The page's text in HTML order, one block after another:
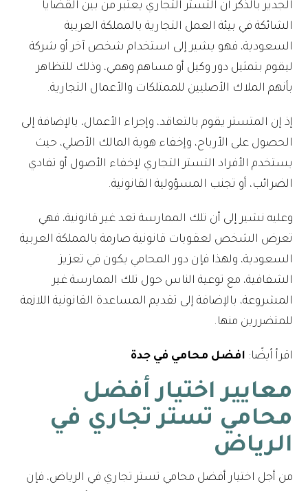
الجدير بالذكر أن التستر التجاري يعتبر من بين القضايا
الشائكة في بيئة العمل التجارية بالمملكة العربية
السعودية، فهو يشير إلى استخدام شخص آخر أو شركة
ليقوم بتمثيل دور وكيل أو مساهم وهمي، وذلك للتظاهر
بأنهم الملاك الأصليين للممتلكات والأعمال التجارية.
إذ إن المتستر يقوم بالتعاقد، وإجراء الأعمال، بالإضافة إلى
الحصول على الأرباح، وإخفاء هوية المالك الأصلي، حيث
يستخدم الأفراد التستر التجاري لإخفاء الأصول أو تفادي
الضرائب، أو تجنب المسؤولية القانونية.
وعليه نشير إلى أن تلك الممارسة تعد غير قانونية، فهي
تعرض الشخص لعقوبات قانونية صارمة بالمملكة العربية
السعودية، ولهذا فإن دور المحامي يكون في تعزيز
الشفافية، مع توعية الناس حول تلك الممارسة غير
المشروعة، بالإضافة إلى تقديم المساعدة القانونية اللازمة
للمتضررين منها.
اقرأ أيضًا: افضل محامي في جدة
معايير اختيار أفضل
محامي تستر تجاري في
الرياض
من أجل اختيار أفضل محامي تستر تجاري في الرياض، فإن